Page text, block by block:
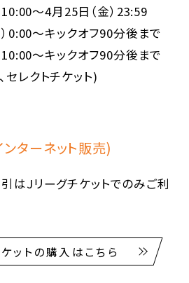
10:00～4月25日（金）23:59
0:00～キックオフ90分後まで
10:00～キックオフ90分後まで
セレクトチケット)
ターネット販売)
引はJリーグチケットでのみご利
ットの購入はこちら